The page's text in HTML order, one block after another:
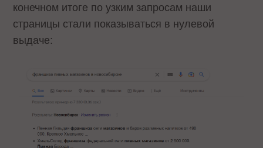
конечном итоге по узким запросам наши
страницы стали показываться в нулевой
выдаче: